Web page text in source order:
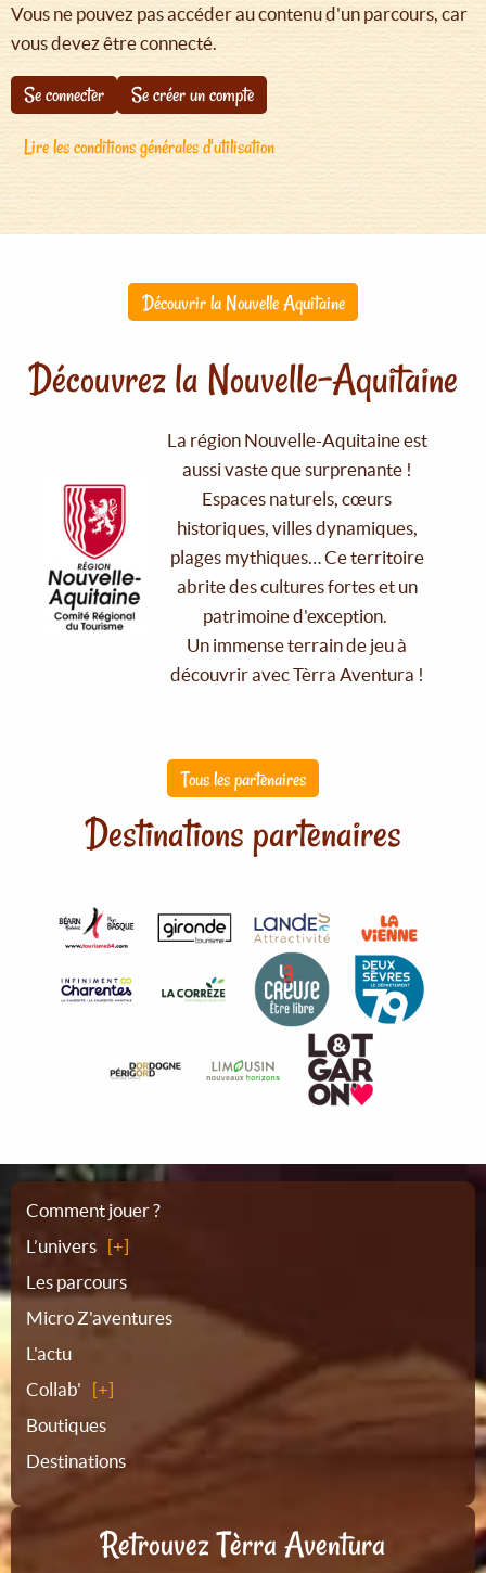
Vous ne pouvez pas accéder au contenu d'un parcours, car
vous devez être connecté.
Se connecter
Se créer un compte
Lire les conditions générales d'utilisation
Découvrir la Nouvelle Aquitaine
Découvrez la Nouvelle-Aquitaine
La région Nouvelle-Aquitaine est
aussi vaste que surprenante !
Espaces naturels, cœurs
historiques, villes dynamiques,
plages mythiques… Ce territoire
abrite des cultures fortes et un
patrimoine d'exception.
Un immense terrain de jeu à
découvrir avec Tèrra Aventura !
Tous les partenaires
Destinations partenaires
Plan
du
site
Comment jouer ?
L’univers
Les parcours
Micro Z'aventures
L'actu
Collab'
Boutiques
Destinations
Retrouvez Tèrra Aventura